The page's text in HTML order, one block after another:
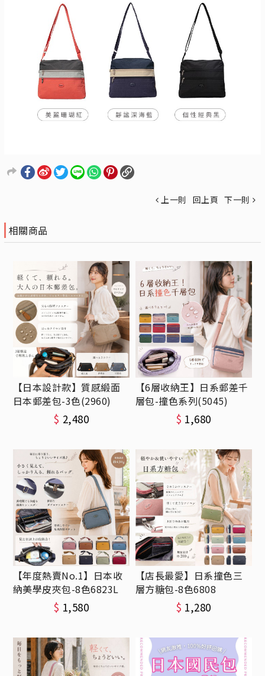
上一則 回上頁 下一則
相關商品
【日本設計款】質感緞面
日本郵差包-3色(2960)
$ 2,480
【6層收納王】日系郵差千
層包-撞色系列(5045)
$ 1,680
【年度熱賣No.1】日本收
納美學皮夾包-8色6823L
$ 1,580
【店長最愛】日系撞色三
層方糖包-8色6808
$ 1,280